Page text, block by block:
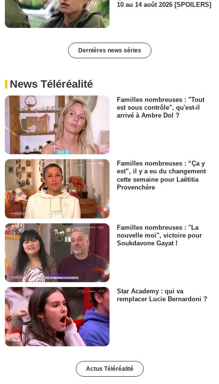
10 au 14 août 2026 [SPOILERS]
Dernières news séries
News Téléréalité
Familles nombreuses : "Tout
est sous contrôle", qu'est-il
arrivé à Ambre Dol ?
Familles nombreuses : “Ça y
est”, il y a eu du changement
cette semaine pour Laëtitia
Provenchère
Familles nombreuses : "La
nouvelle moi", victoire pour
Soukdavone Gayat !
Star Academy : qui va
remplacer Lucie Bernardoni ?
Actus Téléréalité